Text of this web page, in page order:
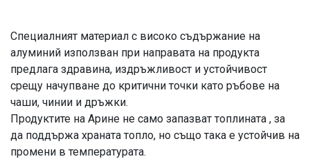
Специалният материал с високо съдържание на
алуминий използван при направата на продукта
предлага здравина, издръжливост и устойчивост
срещу начупване до критични точки като ръбове на
чаши, чинии и дръжки.
Продуктите на Арине не само запазват топлината , за
да поддържа храната топло, но също така е устойчив на
промени в температурата.